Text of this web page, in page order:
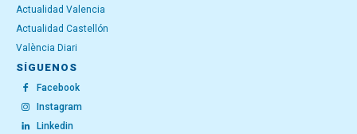
Actualidad Valencia
Actualidad Castellón
València Diari
SÍGUENOS
Facebook
Instagram
Linkedin